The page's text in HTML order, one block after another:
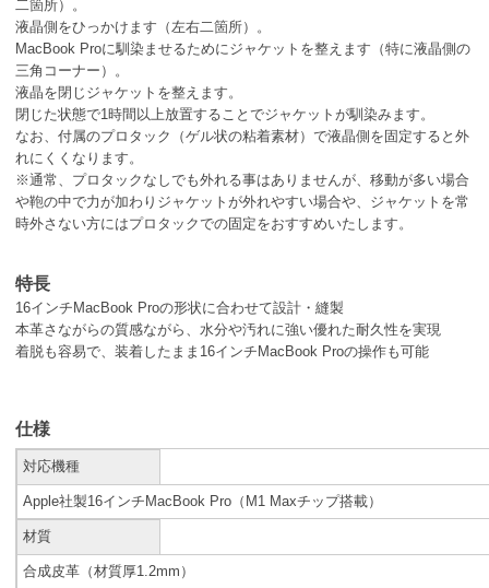
二箇所）。
液晶側をひっかけます（左右二箇所）。
MacBook Proに馴染ませるためにジャケットを整えます（特に液晶側の
三角コーナー）。
液晶を閉じジャケットを整えます。
閉じた状態で1時間以上放置することでジャケットが馴染みます。
なお、付属のプロタック（ゲル状の粘着素材）で液晶側を固定すると外
れにくくなります。
※通常、プロタックなしでも外れる事はありませんが、移動が多い場合
や鞄の中で力が加わりジャケットが外れやすい場合や、ジャケットを常
時外さない方にはプロタックでの固定をおすすめいたします。
特長
16インチMacBook Proの形状に合わせて設計・縫製
本革さながらの質感ながら、水分や汚れに強い優れた耐久性を実現
着脱も容易で、装着したまま16インチMacBook Proの操作も可能
仕様
対応機種
Apple社製16インチMacBook Pro（M1 Maxチップ搭載）
材質
合成皮革（材質厚1.2mm）